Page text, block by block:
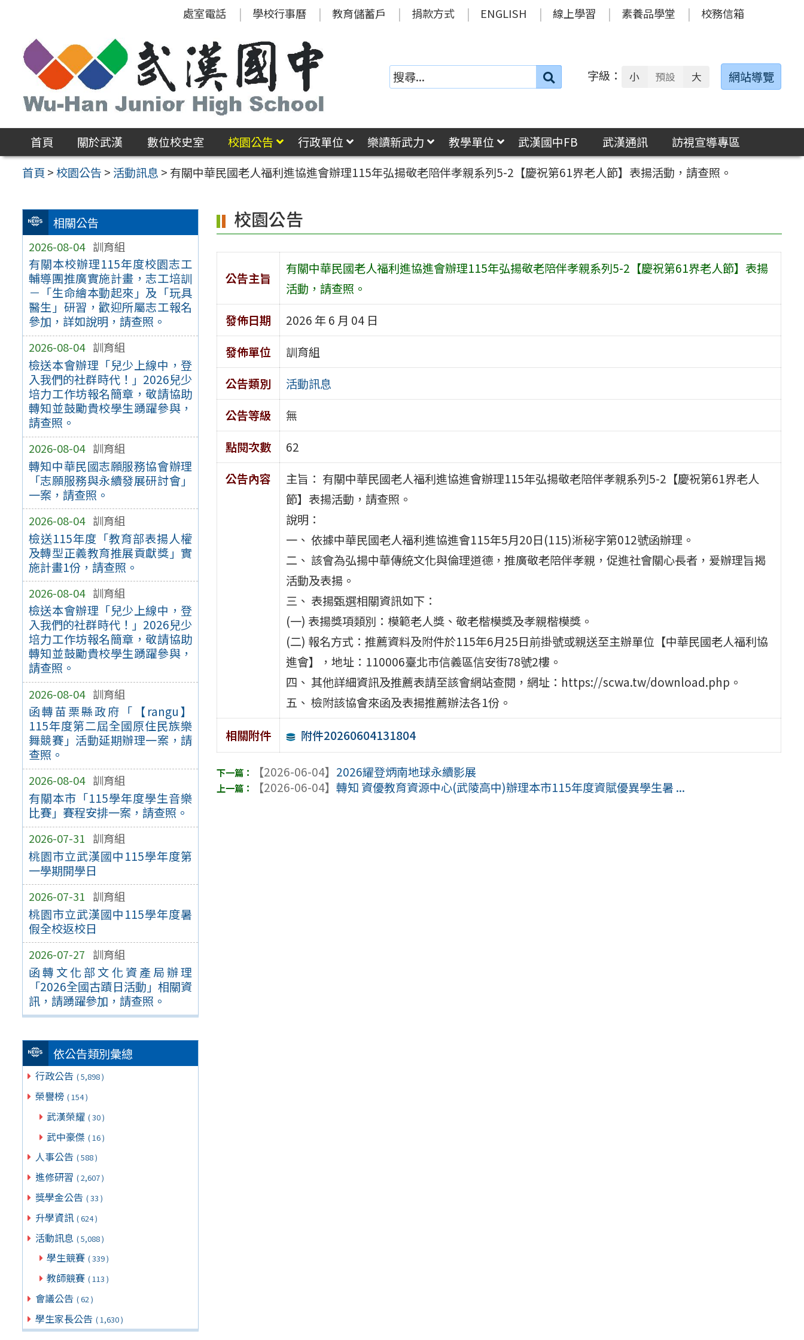
區
處室電話 學校行事曆 教育儲蓄戶 捐款方式 ENGLISH 線上學習 素養品學堂 校務信箱
搜
字級： 小 預設 大 網站導覽
首頁 關於武漢 數位校史室 校園公告 行政單位 樂讀新武力 教學單位 武漢國中FB 武漢通訊
訪視宣導專區
首頁 >校園公告 > 活動訊息 > 有關中華民國老人福利進協進會辦理115年弘揚敬老陪伴孝親系列5-2【慶祝第61界老人節】表揚活動，請查照。
相關公告
2026-08-04 訓育組
有關本校辦理115年度校園志工
輔導團推廣實施計畫，志工培訓
－「生命繪本動起來」及「玩具
醫生」研習，歡迎所屬志工報名
參加，詳如說明，請查照。
2026-08-04 訓育組
檢送本會辦理「兒少上線中，登
入我們的社群時代！」2026兒少
培力工作坊報名簡章，敬請協助
轉知並鼓勵貴校學生踴躍參與，
請查照。
2026-08-04 訓育組
轉知中華民國志願服務協會辦理
「志願服務與永續發展研討會」
一案，請查照。
2026-08-04 訓育組
檢送115年度「教育部表揚人權
及轉型正義教育推展貢獻獎」實
施計畫1份，請查照。
2026-08-04 訓育組
檢送本會辦理「兒少上線中，登
入我們的社群時代！」2026兒少
培力工作坊報名簡章，敬請協助
轉知並鼓勵貴校學生踴躍參與，
請查照。
2026-08-04 訓育組
函轉苗栗縣政府「【rangu】
115年度第二屆全國原住民族樂
舞競賽」活動延期辦理一案，請
查照。
2026-08-04 訓育組
有關本市「115學年度學生音樂
比賽」賽程安排一案，請查照。
2026-07-31 訓育組
桃園市立武漢國中115學年度第
一學期開學日
2026-07-31 訓育組
桃園市立武漢國中115學年度暑
假全校返校日
2026-07-27 訓育組
函轉文化部文化資產局辦理
「2026全國古蹟日活動」相關資
訊，請踴躍參加，請查照。
依公告類別彙總
行政公告 ( 5,898 )
榮譽榜 ( 154 )
武漢榮耀 ( 30 )
武中豪傑 ( 16 )
人事公告 ( 588 )
進修研習 ( 2,607 )
獎學金公告 ( 33 )
升學資訊 ( 624 )
活動訊息 ( 5,088 )
學生競賽 ( 339 )
教師競賽 ( 113 )
會議公告 ( 62 )
學生家長公告 ( 1,630 )
校園公告
公告主旨
有關中華民國老人福利進協進會辦理115年弘揚敬老陪伴孝親系列5-2【慶祝第61界老人節】表揚
活動，請查照。
發佈日期
2026 年 6 月 04 日
發佈單位
訓育組
公告類別
活動訊息
公告等級
無
點閱次數
62
公告內容
主旨： 有關中華民國老人福利進協進會辦理115年弘揚敬老陪伴孝親系列5-2【慶祝第61界老人
節】表揚活動，請查照。
說明：
一、 依據中華民國老人福利進協進會115年5月20日(115)淅秘字第012號函辦理。
二、 該會為弘揚中華傳統文化與倫理道德，推廣敬老陪伴孝親，促進社會關心長者，爰辦理旨揭
活動及表揚。
三、 表揚甄選相關資訊如下：
(一) 表揚獎項類別：模範老人獎、敬老楷模獎及孝親楷模獎。
(二) 報名方式：推薦資料及附件於115年6月25日前掛號或親送至主辦單位【中華民國老人福利協
進會】，地址：110006臺北市信義區信安街78號2樓。
四、 其他詳細資訊及推薦表請至該會網站查閱，網址：https://scwa.tw/download.php。
五、 檢附該協會來函及表揚推薦辦法各1份。
相關附件
附件20260604131804
【2026-06-04】 2026耀登炳南地球永續影展
【2026-06-04】轉知 資優教育資源中心(武陵高中)辦理本市115年度資賦優異學生暑 ...